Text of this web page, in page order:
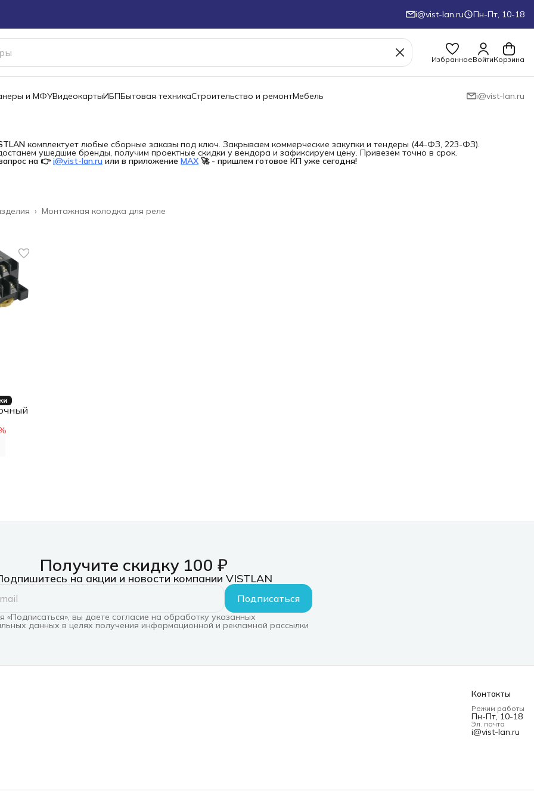
i@vist-lan.ru Пн-Пт, 10-18
ИзбранноеВойтиКорзина
и МФУВидеокартыИБПБытовая техникаСтроительство и ремонтМебель i@vist-lan.ru
комплектует любые сборные заказы под ключ. Закрываем коммерческие закупки и тендеры (44-ФЗ, 223-ФЗ).
ушедшие бренды, получим проектные скидки у вендора и зафиксируем цену. Привезем точно в срок.
на 👉 i@vist-lan.ru или в приложение MAX 🚀 - пришлем готовое КП уже сегодня!
Монтажная колодка для реле
›
Получите скидку 100 ₽
на акции и новости компании VISTLAN
Подписаться
«Подписаться», вы даете согласие на обработку указанных
данных в целях получения информационной и рекламной рассылки
Контакты
Режим работы
Пн-Пт, 10-18
Эл. почта
i@vist-lan.ru